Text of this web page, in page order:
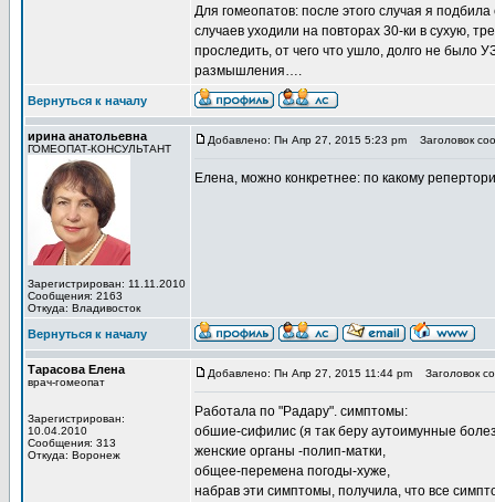
Для гомеопатов: после этого случая я
случаев уходили на повторах 30-ки в сухую,
проследить, от чего что ушло, долго не было
размышления….
Вернуться к началу
ирина анатольевна
ГОМЕОПАТ-КОНСУЛЬТАНТ
Зарегистрирован: 11.11.2010
Сообщения: 2163
Откуда: Владивосток
Добавлено: Пн Апр 27, 2015 5:23 pm Заголовок
Елена, можно конкретнее: по какому
Вернуться к началу
Тарасова Елена
врач-гомеопат
Зарегистрирован:
10.04.2010
Сообщения: 313
Откуда: Воронеж
Добавлено: Пн Апр 27, 2015 11:44 pm Заголовок
Работала по "Радару". симптомы:
обшие-сифилис (я так беру аутоимунные
женские органы -полип-матки,
общее-перемена погоды-хуже,
набрав эти симптомы, получила, что все